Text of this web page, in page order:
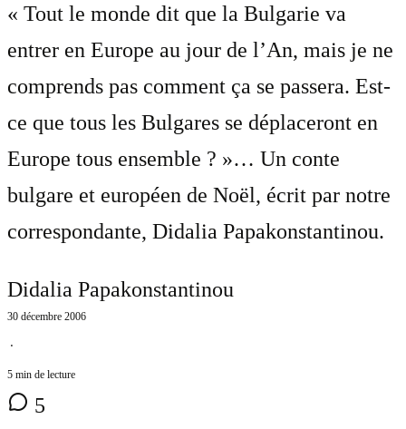
« Tout le monde dit que la Bulgarie va
entrer en Europe au jour de l’An, mais je ne
comprends pas comment ça se passera. Est-
ce que tous les Bulgares se déplaceront en
Europe tous ensemble ? »… Un conte
bulgare et européen de Noël, écrit par notre
correspondante, Didalia Papakonstantinou.
Didalia Papakonstantinou
30 décembre 2006
⋅
5 min de lecture
5